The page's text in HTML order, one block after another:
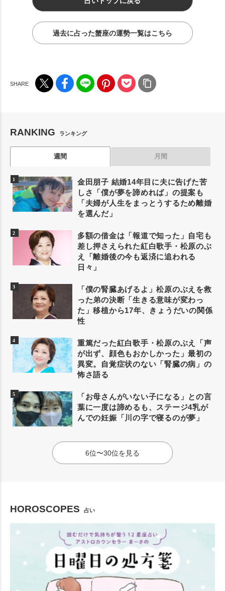
過去に占った蟹座の運勢一覧はこちら
RANKING ランキング
週間 月間
金田朋子 結婚14年目に夫に告げた苦
しさ「僕が夢を諦めれば」の提案も
「夫婦が人生をまっとうするため離婚
を選んだ」
多額の借金は「報道で知った」自宅も
差し押さえられた紅白歌手・松原のぶ
え「離婚後の今も返済に追われる
日々」
「僕の腎臓あげるよ」松原のぶえを救
った弟の決断「生きる意味が変わっ
た」移植から17年、きょうだいの関係
性
重篤だった紅白歌手・松原のぶえ「声
が出ず、顔色もおかしかった」最初の
異変。自覚症状のない「腎臓の病」の
怖さ語る
「お母さんがいない子になる」との言
葉に一度は諦めるも、ステージ4乳が
んでの妊娠「川の字で寝るのが夢」
6位〜30位を見る
HOROSCOPES 占い